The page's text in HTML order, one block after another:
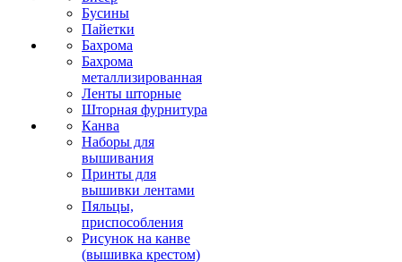
Бусины
Пайетки
Бахрома
Бахрома
металлизированная
Ленты шторные
Шторная фурнитура
Канва
Наборы для
вышивания
Принты для
вышивки лентами
Пяльцы,
приспособления
Рисунок на канве
(вышивка крестом)